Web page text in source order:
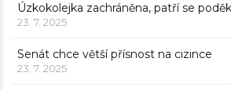
Úzkokolejka zachráněna, patří se
23. 7. 2025
Senát chce větší přísnost na cizince
23. 7. 2025